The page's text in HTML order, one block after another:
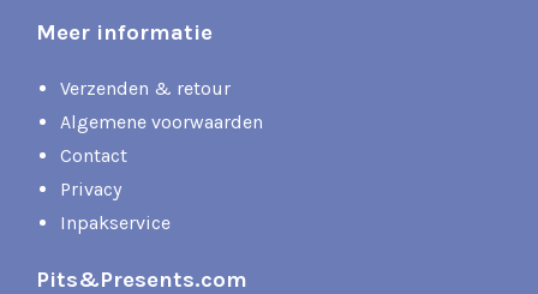
Meer informatie
Verzenden & retour
Algemene voorwaarden
Contact
Privacy
Inpakservice
Pits&Presents.com